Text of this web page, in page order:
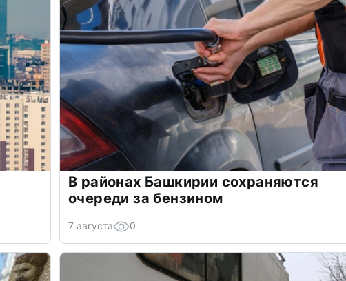
В районах Башкирии сохраняются
очереди за бензином
7 августа 0